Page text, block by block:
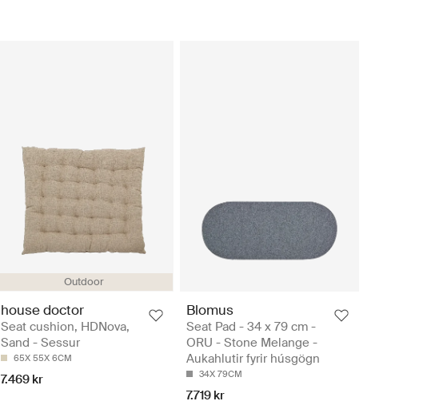
Outdoor
house doctor
Seat cushion, HDNova,
Sand - Sessur
65X 55X 6CM
7.469 kr
Blomus
Seat Pad - 34 x 79 cm -
ORU - Stone Melange -
Aukahlutir fyrir húsgögn
34X 79CM
7.719 kr